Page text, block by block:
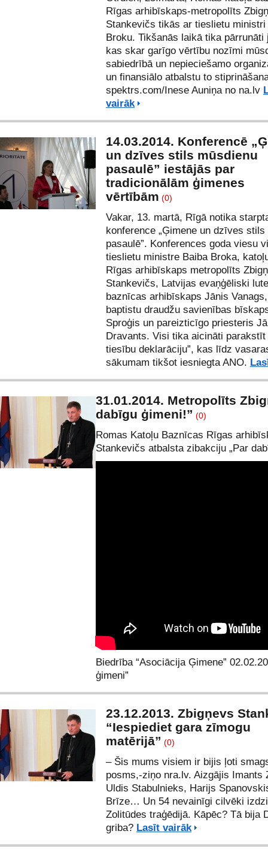
Rīgas arhibīskaps-metropolīts
Stankevičs tikās ar tieslietu ministri
Broku. Tikšanās laikā tika pārrunāti
kas skar garīgo vērtību nozīmi
sabiedrībā un nepieciešamo
un finansiālo atbalstu to
spektrs.com/Inese Auniņa no na.lv
vairāk
14.03.2014. Konferencē
un dzīves stils mūsdienu
pasaulē” iestājās par
tradicionālām ģimenes
vērtībām (0)
Vakar, 13. martā, Rīgā notika
konference „Ģimene un dzīves stils
pasaulē”. Konferences goda viesu
tieslietu ministre Baiba Broka,
Rīgas arhibīskaps metropolīts
Stankevičs, Latvijas evaņģēliski
baznīcas arhibīskaps Jānis
baptistu draudžu savienības
Sproģis un pareizticīgo priesteris
Dravants. Visi tika aicināti parakstīt
tiesību deklarāciju”, kas līdz
sākumam tikšot iesniegta ANO.
31.01.2014. Metropolīts
dabīgu ģimeni!” (0)
Romas Katoļu Baznīcas Rīgas
Stankevičs atbalsta zibakciju „Par
Biedrība “Asociācija Ģimene”
ģimeni”
23.12.2013. Zbigņevs
“Iespiediet gara zīmogu
matērijā” (0)
– Šis mums visiem ir bijis ļoti
posms,-ziņo nra.lv. Aizgājis Imants
Uldis Stabulnieks, Harijs
Brīze… Un 54 nevainīgi cilvēki
Zolitūdes traģēdijā. Kāpēc? Tā bija
griba? Lasīt vairāk